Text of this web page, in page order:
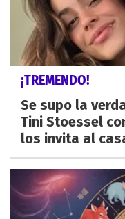
¡TREMENDO!
Se supo la
Tini Stoessel
los invita al